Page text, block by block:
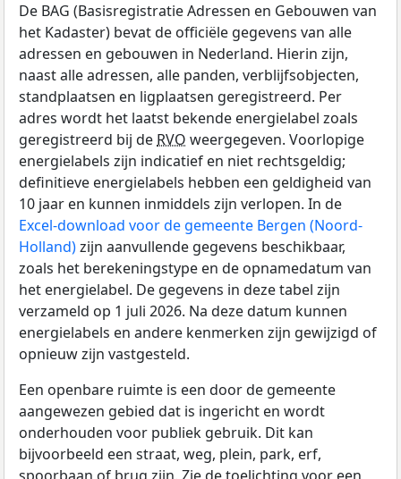
De BAG (Basisregistratie Adressen en Gebouwen van
het Kadaster) bevat de officiële gegevens van alle
adressen en gebouwen in Nederland. Hierin zijn,
naast alle adressen, alle panden, verblijfsobjecten,
standplaatsen en ligplaatsen geregistreerd. Per
adres wordt het laatst bekende energielabel zoals
geregistreerd bij de RVO weergegeven. Voorlopige
energielabels zijn indicatief en niet rechtsgeldig;
definitieve energielabels hebben een geldigheid van
10 jaar en kunnen inmiddels zijn verlopen. In de
Excel-download voor de gemeente Bergen (Noord-
Holland)zijn aanvullende gegevens beschikbaar,
zoals het berekeningstype en de opnamedatum van
het energielabel. De gegevens in deze tabel zijn
verzameld op 1 juli 2026. Na deze datum kunnen
energielabels en andere kenmerken zijn gewijzigd of
opnieuw zijn vastgesteld.
Een openbare ruimte is een door de gemeente
aangewezen gebied dat is ingericht en wordt
onderhouden voor publiek gebruik. Dit kan
bijvoorbeeld een straat, weg, plein, park, erf,